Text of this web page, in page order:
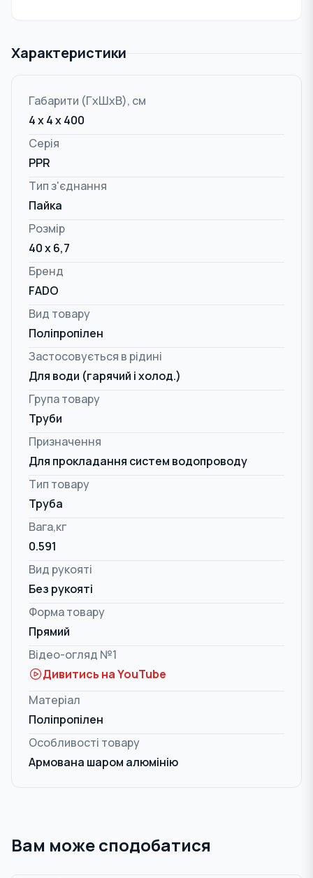
Характеристики
Габарити (ГxШxВ), см
4 x 4 x 400
Серія
PPR
Тип з'єднання
Пайка
Розмір
40 x 6,7
Бренд
FADO
Вид товару
Поліпропілен
Застосовується в рідині
Для води (гарячий і холод.)
Група товару
Труби
Призначення
Для прокладання систем водопроводу
Тип товару
Труба
Вага,кг
0.591
Вид рукояті
Без рукояті
Форма товару
Прямий
Відео-огляд №1
Дивитись на YouTube
Матеріал
Поліпропілен
Особливості товару
Армована шаром алюмінію
Вам може сподобатися